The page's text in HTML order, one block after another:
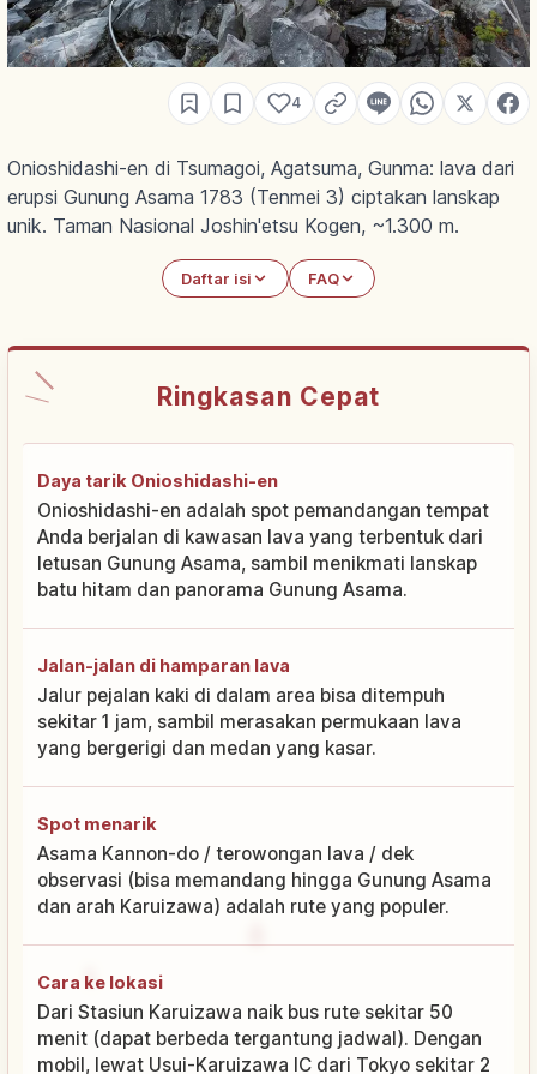
4
Onioshidashi-en di Tsumagoi, Agatsuma, Gunma: lava dari
erupsi Gunung Asama 1783 (Tenmei 3) ciptakan lanskap
unik. Taman Nasional Joshin'etsu Kogen, ~1.300 m.
Daftar isi FAQ
Ringkasan Cepat
Daya tarik Onioshidashi-en
Onioshidashi-en adalah spot pemandangan tempat
Anda berjalan di kawasan lava yang terbentuk dari
letusan Gunung Asama, sambil menikmati lanskap
batu hitam dan panorama Gunung Asama.
Jalan-jalan di hamparan lava
Jalur pejalan kaki di dalam area bisa ditempuh
sekitar 1 jam, sambil merasakan permukaan lava
yang bergerigi dan medan yang kasar.
Spot menarik
Asama Kannon-do / terowongan lava / dek
observasi (bisa memandang hingga Gunung Asama
dan arah Karuizawa) adalah rute yang populer.
Cara ke lokasi
Dari Stasiun Karuizawa naik bus rute sekitar 50
menit (dapat berbeda tergantung jadwal). Dengan
mobil, lewat Usui-Karuizawa IC dari Tokyo sekitar 2